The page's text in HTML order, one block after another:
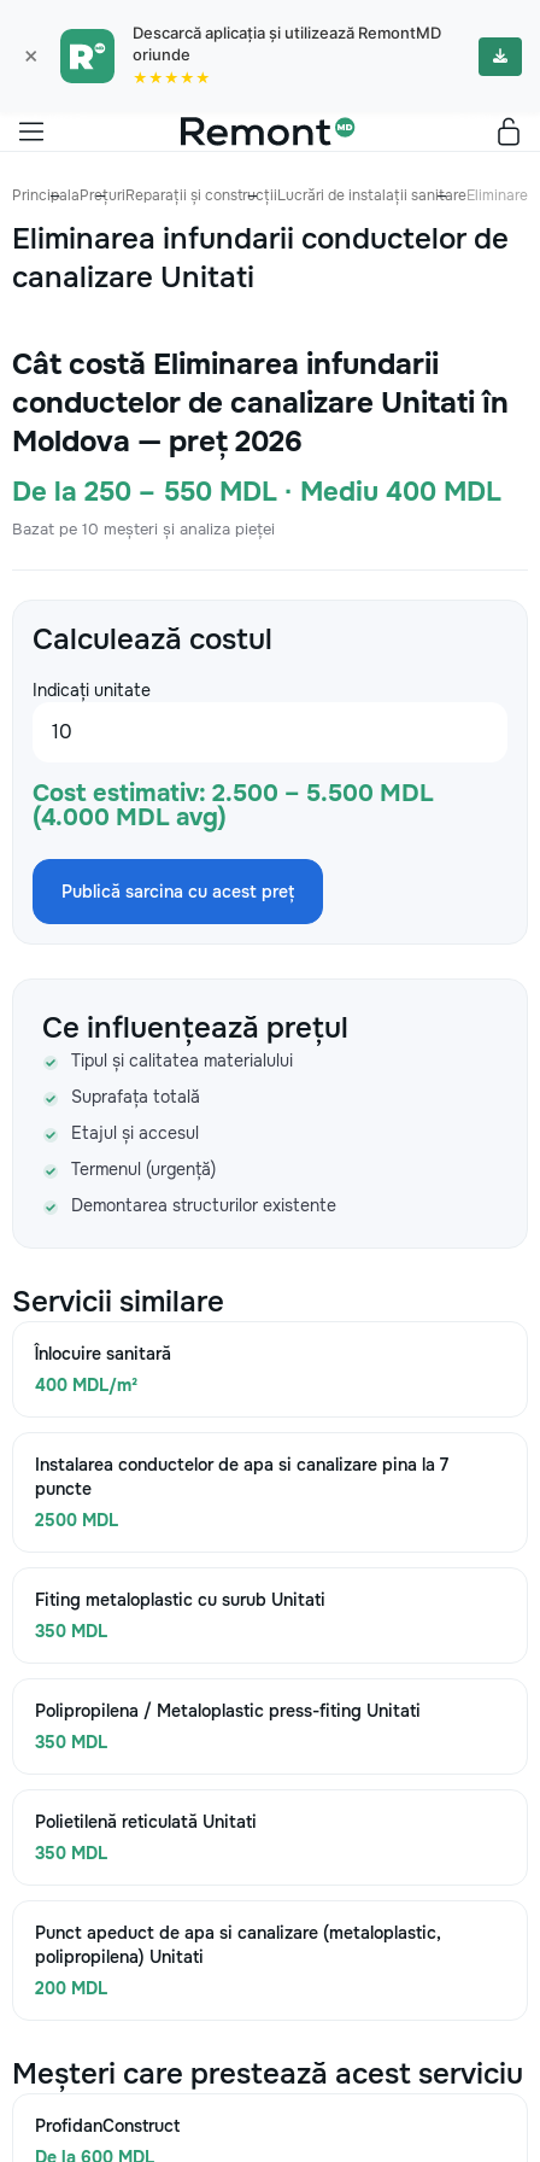
×
Descarcă aplicația și utilizează RemontMD
oriunde
★★★★★
PrincipalaPrețuriReparații și construcțiiLucrări de instalații sanitare
Eliminarea infundarii conductelor de
canalizare Unitati
Cât costă Eliminarea infundarii
conductelor de canalizare Unitati în
Moldova — preț 2026
De la 250 – 550 MDL · Mediu 400 MDL
Bazat pe 10 meșteri și analiza pieței
Calculează costul
Indicați unitate
Cost estimativ: 2.500 – 5.500 MDL
(4.000 MDL avg)
Publică sarcina cu acest preț
Ce influențează prețul
Tipul și calitatea materialului
Suprafața totală
Etajul și accesul
Termenul (urgență)
Demontarea structurilor existente
Servicii similare
Înlocuire sanitară
400 MDL/m²
Instalarea conductelor de apa si canalizare pina la 7
puncte
2500 MDL
Fiting metaloplastic cu surub Unitati
350 MDL
Polipropilena / Metaloplastic press-fiting Unitati
350 MDL
Polietilenă reticulată Unitati
350 MDL
Punct apeduct de apa si canalizare (metaloplastic,
polipropilena) Unitati
200 MDL
Meșteri care prestează acest serviciu
ProfidanConstruct
De la 600 MDL